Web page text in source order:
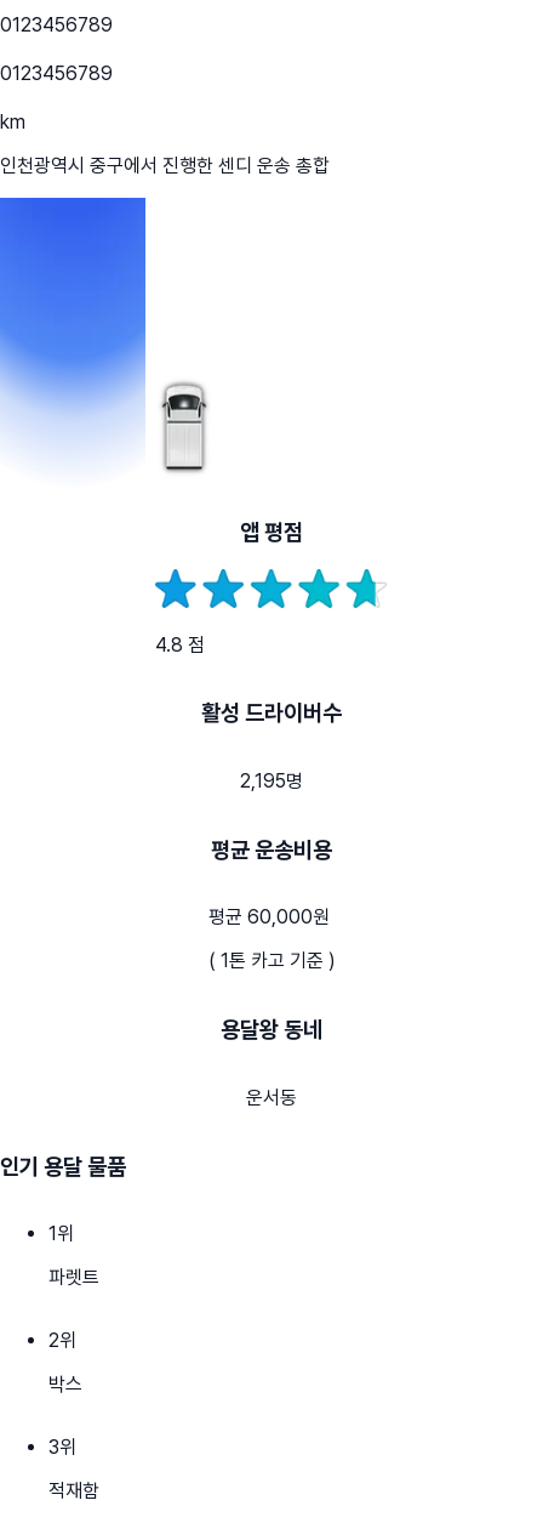
0123456789
0123456789
km
인천광역시 중구에서 진행한 센디 운송 총합
앱 평점
4.8 점
활성 드라이버수
2,195명
평균 운송비용
평균 60,000원
( 1톤 카고 기준 )
용달왕 동네
운서동
인기 용달 물품
1위
파렛트
2위
박스
3위
적재함